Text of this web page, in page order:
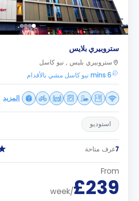
ستروبيري بلايس
ستروبيري بليس , نيو كاسل
6 mins نيو كاسل مشي بالأقدام
المزيد
استوديو
7غرف متاحة
From
£239
/week